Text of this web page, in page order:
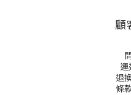
顧
運
退
條